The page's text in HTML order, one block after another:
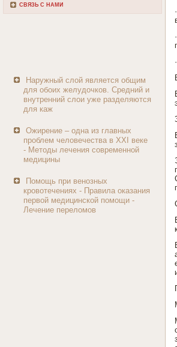
СВЯЗЬ С НАМИ
Наружный слой является общим
для обоих желудочков. Средний и
внутренний слои уже разделяются
для каж
Ожирение – одна из главных
проблем человечества в XXI веке
- Методы лечения современной
медицины
Помощь при венозных
кровотечениях - Правила оказания
первой медицинской помощи -
Лечение переломов